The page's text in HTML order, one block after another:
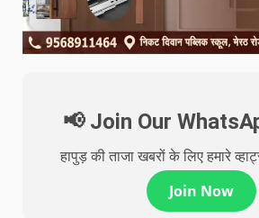
📢 Join Our
हापुड़ की ताजा खबरों के लिए हमारे
Join Now